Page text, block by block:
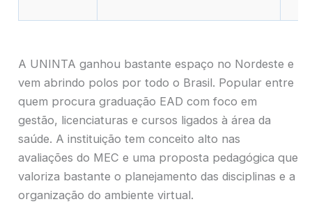
A UNINTA ganhou bastante espaço no Nordeste e
vem abrindo polos por todo o Brasil. Popular entre
quem procura graduação EAD com foco em
gestão, licenciaturas e cursos ligados à área da
saúde. A instituição tem conceito alto nas
avaliações do MEC e uma proposta pedagógica que
valoriza bastante o planejamento das disciplinas e a
organização do ambiente virtual.